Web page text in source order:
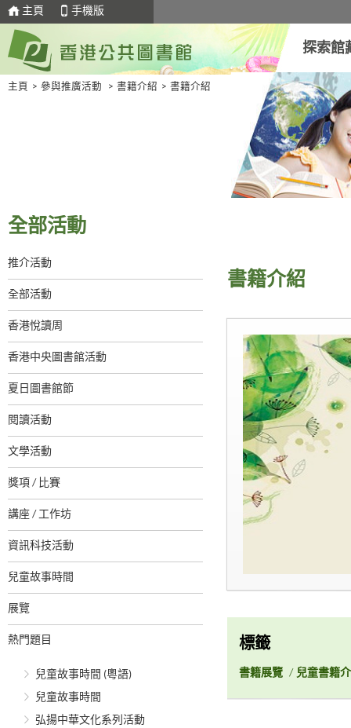
主頁 手機版
探索館
主頁 > 參與推廣活動 > 書籍介紹 > 書籍介紹
全部活動
推介活動
全部活動
香港悅讀周
香港中央圖書館活動
夏日圖書館節
閱讀活動
文學活動
獎項 / 比賽
講座 / 工作坊
資訊科技活動
兒童故事時間
展覽
熱門題目
兒童故事時間 (粵語)
兒童故事時間
弘揚中華文化系列活動
書籍介紹
標籤
書籍展覽 / 兒童書籍